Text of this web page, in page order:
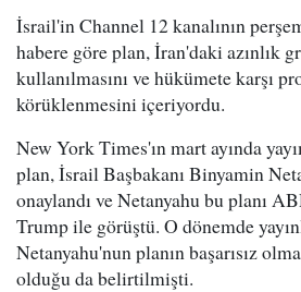
İsrail'in Channel 12 kanalının
habere göre plan, İran'daki azınlık
kullanılmasını ve hükümete karşı
körüklenmesini içeriyordu.
New York Times'ın mart ayında
plan, İsrail Başbakanı Binyamin
onaylandı ve Netanyahu bu planı
Trump ile görüştü. O dönemde
Netanyahu'nun planın başarısız
olduğu da belirtilmişti.